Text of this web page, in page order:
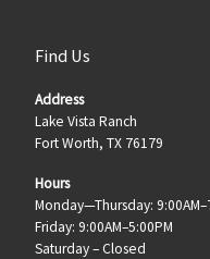
Find Us
Address
Lake Vista Ranch
Fort Worth, TX 76179
Hours
Monday—Thursday:
Friday: 9:00AM–5:00PM
Saturday – Closed